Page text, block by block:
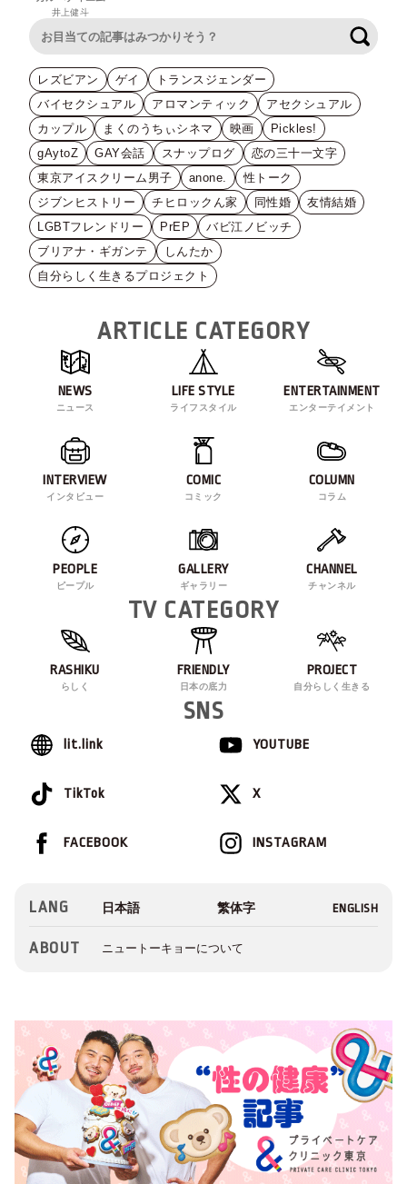
井上健斗
レズビアン ゲイ
トランスジェンダー
バイセクシュアル
アロマンティック
アセクシュアル
カップル
まくのうちぃシネマ 映画
Pickles!
gAytoZ
GAY会話 スナップログ
恋の三十一文字
東京アイスクリーム男子
anone.
性トーク
ジブンヒストリー
チヒロックん家 同性婚
友情結婚
LGBTフレンドリー
PrEP
バビ江ノビッチ
ブリアナ・ギガンテ
しんたか
自分らしく生きるプロジェクト
ARTICLE CATEGORY
NEWS
ニュース
LIFE STYLE
ライフスタイル
ENTERTAINMENT
エンターテイメント
INTERVIEW
インタビュー
COMIC
コミック
COLUMN
コラム
PEOPLE
ピープル
GALLERY
ギャラリー
CHANNEL
チャンネル
TV CATEGORY
RASHIKU
らしく
FRIENDLY
日本の底力
PROJECT
自分らしく生きる
SNS
lit.link YOUTUBE
TikTok X
INSTAGRAM
FACEBOOK
LANG
ABOUT ニュートーキョーについて